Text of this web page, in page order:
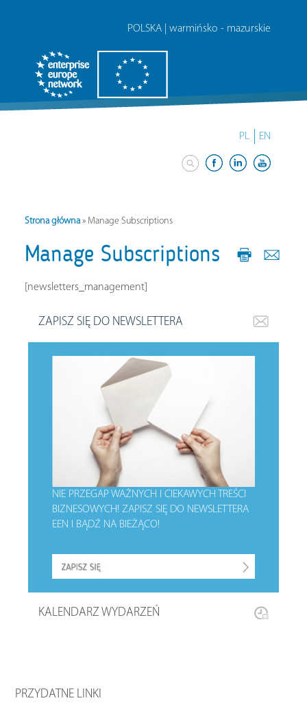
POLSKA | warmińsko - mazurskie
PL EN
Strona główna» Manage Subscriptions
Manage Subscriptions
[newsletters_management]
ZAPISZ SIĘ DO NEWSLETTERA
NIE PRZEGAP WAŻNYCH I CIEKAWYCH TREŚCI
BIZNESOWYCH!ZAPISZ SIĘ DO NEWSLETTERA
EEN I BĄDŹ NA BIEŻĄCO!
KALENDARZ WYDARZEŃ
PRZYDATNE LINKI